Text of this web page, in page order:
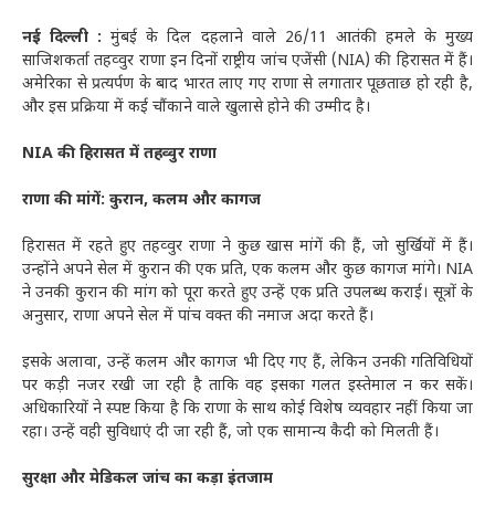
नई दिल्ली :मुंबई के दिल दहलाने वाले 26/11 आतंकी हमले के मुख्य
साजिशकर्ता तहव्वुर राणा इन दिनों राष्ट्रीय जांच एजेंसी (NIA) की हिरासत में हैं।
अमेरिका से प्रत्यर्पण के बाद भारत लाए गए राणा से लगातार पूछताछ हो रही है,
और इस प्रक्रिया में कई चौंकाने वाले खुलासे होने की उम्मीद है।
NIA की हिरासत में तहव्वुर राणा
राणा की मांगें: कुरान, कलम और कागज
हिरासत में रहते हुए तहव्वुर राणा ने कुछ खास मांगें की हैं, जो सुर्खियों में हैं।
उन्होंने अपने सेल में कुरान की एक प्रति, एक कलम और कुछ कागज मांगे। NIA
ने उनकी कुरान की मांग को पूरा करते हुए उन्हें एक प्रति उपलब्ध कराई। सूत्रों के
अनुसार, राणा अपने सेल में पांच वक्त की नमाज अदा करते हैं।
इसके अलावा, उन्हें कलम और कागज भी दिए गए हैं, लेकिन उनकी गतिविधियों
पर कड़ी नजर रखी जा रही है ताकि वह इसका गलत इस्तेमाल न कर सकें।
अधिकारियों ने स्पष्ट किया है कि राणा के साथ कोई विशेष व्यवहार नहीं किया जा
रहा। उन्हें वही सुविधाएं दी जा रही हैं, जो एक सामान्य कैदी को मिलती हैं।
सुरक्षा और मेडिकल जांच का कड़ा इंतजाम